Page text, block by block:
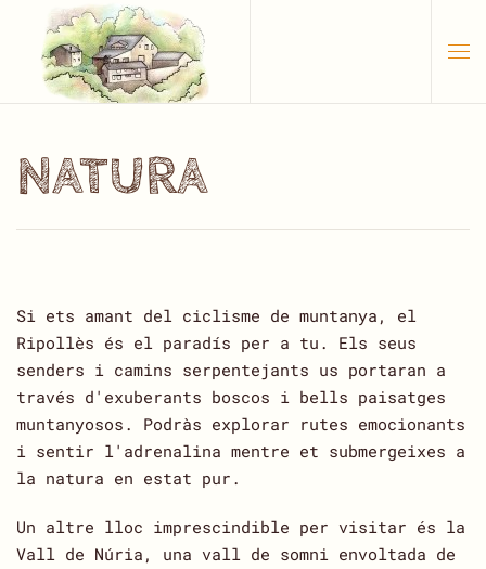
Skip to main content
NATURA
Si ets amant del ciclisme de muntanya, el
Ripollès és el paradís per a tu. Els seus
senders i camins serpentejants us portaran a
través d'exuberants boscos i bells paisatges
muntanyosos. Podràs explorar rutes emocionants
i sentir l'adrenalina mentre et submergeixes a
la natura en estat pur.
Un altre lloc imprescindible per visitar és la
Vall de Núria, una vall de somni envoltada de